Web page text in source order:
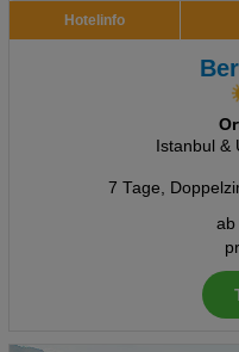
Hotelinfo
Istanbul &
7 Tage,
ab